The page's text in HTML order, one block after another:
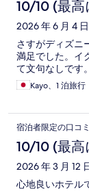
コ
ミ
10/10 (最
2026 年 6 月 4 日
さすがディズニ
満足でした。イ
て文句なしです。
Kayo、1 泊旅行
宿泊者限定の口コミ
10/10 (最
2026 年 3 月 12
心地良いホテル